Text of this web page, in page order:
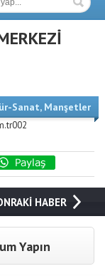
Sanat, Manşetler
HABER
Yapın